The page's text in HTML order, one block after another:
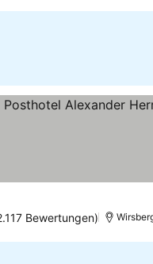
Bewertungen)